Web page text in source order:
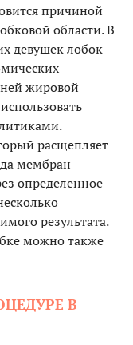
причиной
области. В
девушек лобок
жировой
расщепляет
мембран
определенное
результата.
можно также
В